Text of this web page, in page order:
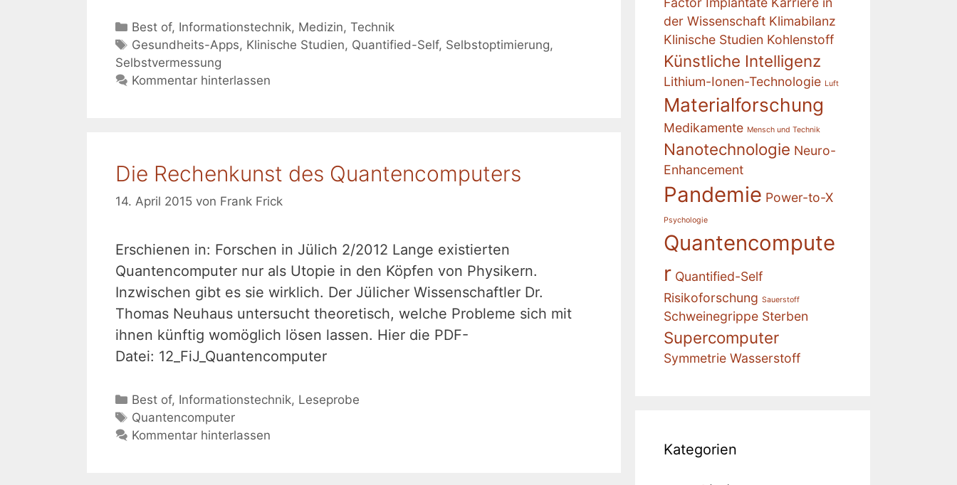
Kategorien
Best of, Informationstechnik, Medizin,Technik
Schlagwörter
Gesundheits-Apps, Klinische Studien, Quantified-Self, Selbstoptimierung,
Selbstvermessung
Kommentar hinterlassen
Die Rechenkunst des Quantencomputers
14. April 2015 von Frank Frick
Erschienen in: Forschen in Jülich 2/2012 Lange existierten
Quantencomputer nur als Utopie in den Köpfen von Physikern.
Inzwischen gibt es sie wirklich. Der Jülicher Wissenschaftler Dr.
Thomas Neuhaus untersucht theoretisch, welche Probleme sich mit
ihnen künftig womöglich lösen lassen. Hier die PDF-
Datei: 12_FiJ_Quantencomputer
Kategorien
Best of, Informationstechnik, Leseprobe
Schlagwörter
Quantencomputer
Kommentar hinterlassen
der Wissenschaft Klimabilanz
Klinische Studien Kohlenstoff
Künstliche Intelligenz
Lithium-Ionen-Technologie Luft
Materialforschung
Medikamente Mensch und Technik
Nanotechnologie Neuro-
Enhancement
Pandemie Power-to-X
Psychologie
Quantencompute
r Quantified-Self
Risikoforschung Sauerstoff
Schweinegrippe Sterben
Supercomputer
Symmetrie Wasserstoff
Kategorien